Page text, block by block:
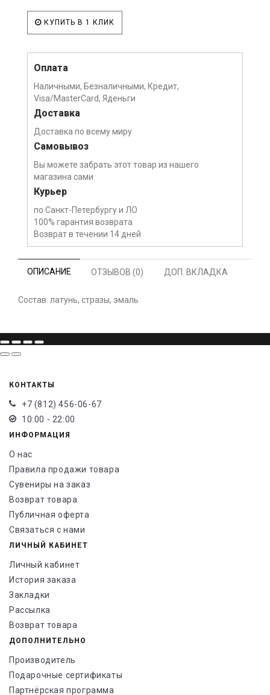
КУПИТЬ В 1 КЛИК
Оплата
Наличными, Безналичными, Кредит,
Visa/MasterCard, Яденьги
Доставка
Доставка по всему миру
Самовывоз
Вы можете забрать этот товар из нашего
магазина сами
Курьер
по Санкт-Петербургу и ЛО
100% гарантия возврата
Возврат в течении 14 дней
ОПИСАНИЕ ОТЗЫВОВ (0) ДОП. ВКЛАДКА
Состав: латунь, стразы, эмаль
КОНТАКТЫ
+7 (812) 456-06-67
10:00 - 22:00
ИНФОРМАЦИЯ
О нас
Правила продажи товара
Сувениры на заказ
Возврат товара
Публичная оферта
Связаться с нами
ЛИЧНЫЙ КАБИНЕТ
Личный кабинет
История заказа
Закладки
Рассылка
Возврат товара
ДОПОЛНИТЕЛЬНО
Производитель
Подарочные сертификаты
Партнёрская программа